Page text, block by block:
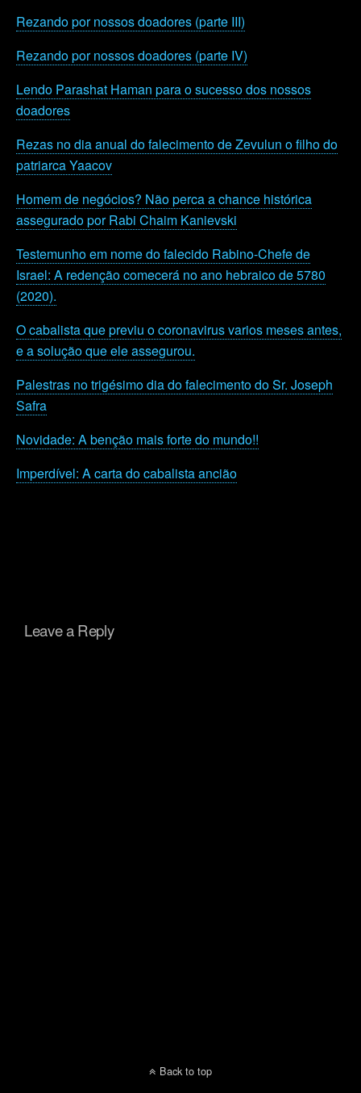
Rezando por nossos doadores (parte III)
Rezando por nossos doadores (parte IV)
Lendo Parashat Haman para o sucesso dos nossos
doadores
Rezas no dia anual do falecimento de Zevulun o filho do
patriarca Yaacov
Homem de negócios? Não perca a chance histórica
assegurado por Rabi Chaim Kanievski
Testemunho em nome do falecido Rabino-Chefe de
Israel: A redenção comecerá no ano hebraico de 5780
(2020).
O cabalista que previu o coronavirus varios meses antes,
e a solução que ele assegurou.
Palestras no trigésimo dia do falecimento do Sr. Joseph
Safra
Novidade: A benção mais forte do mundo!!
Imperdível: A carta do cabalista ancião
Leave a Reply
Back to top